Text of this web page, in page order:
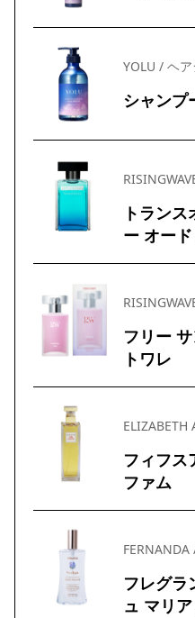
YOLU / ヘ
シャンプ
トラン
ー オー
フリー
トワレ
ELIZABETH
フィフス
ファム
フレグラ
ュ マリ